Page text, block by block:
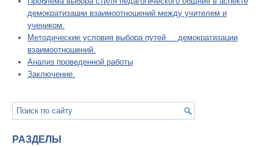
демократизации взаимоотношений между учителем и
учеником.
Методические условия выбора путей демократизации
взаимоотношений.
Анализ проведенной работы
Заключение.
РАЗДЕЛЫ